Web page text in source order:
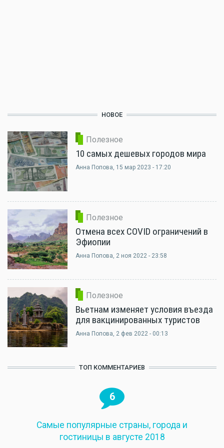
НОВОЕ
Полезное
10 самых дешевых городов мира
Анна Попова, 15 мар 2023 - 17:20
Полезное
Отмена всех COVID ограничений в
Эфиопии
Анна Попова, 2 ноя 2022 - 23:58
Полезное
Вьетнам изменяет условия въезда
для вакцинированных туристов
Анна Попова, 2 фев 2022 - 00:13
ТОП КОММЕНТАРИЕВ
6
Самые популярные страны, города и
гостиницы в августе 2018